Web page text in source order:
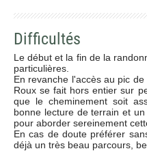
Difficultés
Le début et la fin de la
particulières.
En revanche l'accès au pic
Roux se fait hors entier sur
que le cheminement soit
bonne lecture de terrain et
pour aborder sereinement
En cas de doute préférer
déjà un très beau parcours,